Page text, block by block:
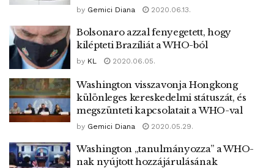
by Gemici Diana 2020.06.13.
Bolsonaro azzal fenyegetett, hogy
kilépteti Brazíliát a WHO-ból
by KL 2020.06.05.
Washington visszavonja Hongkong
különleges kereskedelmi státuszát, és
megszünteti kapcsolatait a WHO-val
by Gemici Diana 2020.05.29.
Washington „tanulmányozza” a WHO-
nak nyújtott hozzájárulásának